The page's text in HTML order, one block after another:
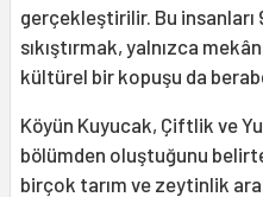
gerçekleştirilir. Bu
sıkıştırmak, yalnızca
kültürel bir kopuşu da
Köyün Kuyucak, Çiftlik ve
bölümden oluştuğunu
birçok tarım ve zeytinlik